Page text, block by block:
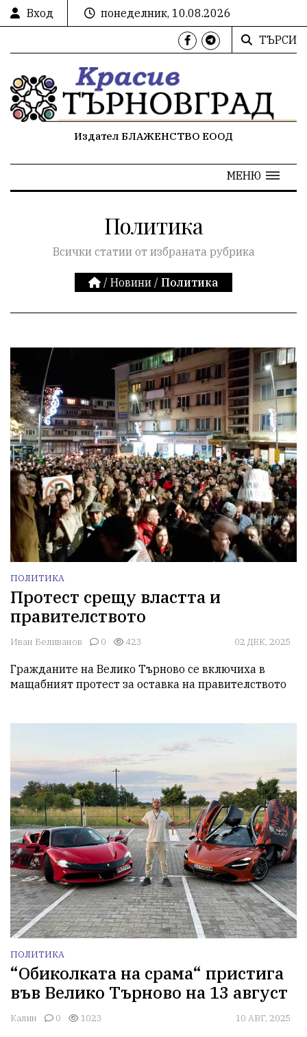
Вход
понеделник, 10.08.2026
ТЪРСИ
Издател БЛАЖЕНСТВО ЕООД
МЕНЮ
Политика
Всички статии от избраната рубрика
/ Новини / Политика
ПОЛИТИКА
Протест срещу властта и
правителството
Иван Беливанов 0 423 02 ДЕК, 2025
Гражданите на Велико Търново се включиха в
мащабният протест за оставка на правителството
ПОЛИТИКА
“Обиколката на срама“ пристига
във Велико Търново на 13 август
Калин 0 1023 10 АВГ, 2025